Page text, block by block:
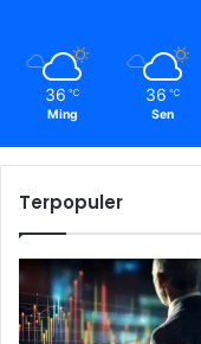
36 ℃
Ming
36 ℃
Sen
Terpopuler